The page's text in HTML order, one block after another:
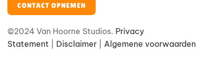
CONTACT OPNEMEN
©2024 Van Hoorne Studios. Privacy
Statement
Disclaimer Algemene voorwaarden